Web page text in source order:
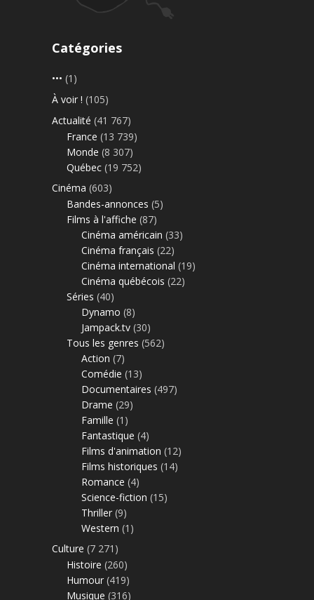
Catégories
••• (1)
À voir ! (105)
Actualité (41 767)
France (13 739)
Monde (8 307)
Québec (19 752)
Cinéma (603)
Bandes-annonces (5)
Films à l'affiche (87)
Cinéma américain (33)
Cinéma français (22)
Cinéma international (19)
Cinéma québécois (22)
Séries (40)
Dynamo (8)
Jampack.tv (30)
Tous les genres (562)
Action (7)
Comédie (13)
Documentaires (497)
Drame (29)
Famille (1)
Fantastique (4)
Films d'animation (12)
Films historiques (14)
Romance (4)
Science-fiction (15)
Thriller (9)
Western (1)
Culture (7 271)
Histoire (260)
Humour (419)
Musique (316)